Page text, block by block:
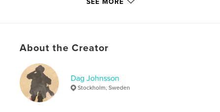
LanguageSwedish
Keywords
Burma , Myanmar
About the Creator
Dag Johnsson
Stockholm, Sweden